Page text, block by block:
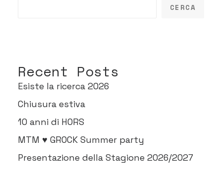
CERCA
Recent Posts
Esiste la ricerca 2026
Chiusura estiva
10 anni di HORS
MTM ♥ GROCK Summer party
Presentazione della Stagione 2026/2027